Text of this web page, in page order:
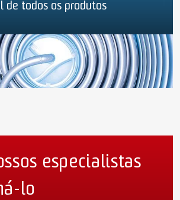
de todos os produtos
especialistas
lo